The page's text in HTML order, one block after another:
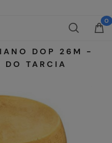
DOP 26M -
DO TARCIA